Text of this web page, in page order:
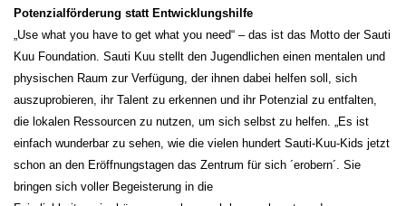
Potenzialförderung statt Entwicklungshilfe
„Use what you have to get what you need“ – das ist das Motto der Sauti
Kuu Foundation. Sauti Kuu stellt den Jugendlichen einen mentalen und
physischen Raum zur Verfügung, der ihnen dabei helfen soll, sich
auszuprobieren, ihr Talent zu erkennen und ihr Potenzial zu entfalten,
die lokalen Ressourcen zu nutzen, um sich selbst zu helfen. „Es ist
einfach wunderbar zu sehen, wie die vielen hundert Sauti-Kuu-Kids jetzt
schon an den Eröffnungstagen das Zentrum für sich ´erobern´. Sie
bringen sich voller Begeisterung in die